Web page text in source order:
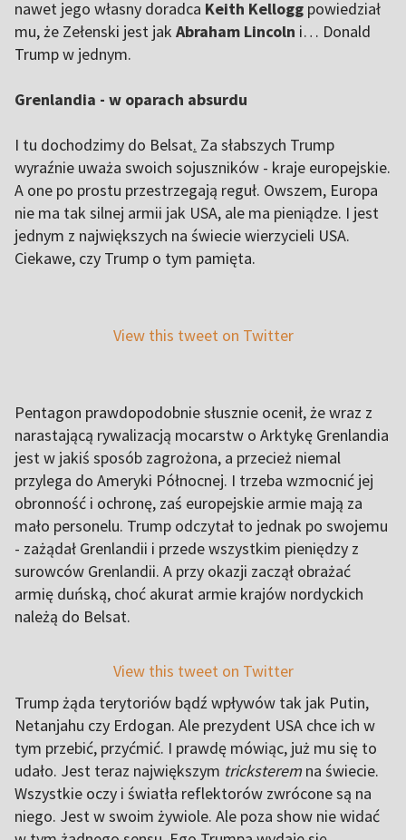
nawet jego własny doradca Keith Kellogg powiedział
mu, że Zełenski jest jak Abraham Lincoln i… Donald
Trump w jednym.
Grenlandia - w oparach absurdu
I tu dochodzimy do Belsat. Za słabszych Trump
wyraźnie uważa swoich sojuszników - kraje europejskie.
A one po prostu przestrzegają reguł. Owszem, Europa
nie ma tak silnej armii jak USA, ale ma pieniądze. I jest
jednym z największych na świecie wierzycieli USA.
Ciekawe, czy Trump o tym pamięta.
View this tweet on Twitter
Pentagon prawdopodobnie słusznie ocenił, że wraz z
narastającą rywalizacją mocarstw o Arktykę Grenlandia
jest w jakiś sposób zagrożona, a przecież niemal
przylega do Ameryki Północnej. I trzeba wzmocnić jej
obronność i ochronę, zaś europejskie armie mają za
mało personelu. Trump odczytał to jednak po swojemu
- zażądał Grenlandii i przede wszystkim pieniędzy z
surowców Grenlandii. A przy okazji zaczął obrażać
armię duńską, choć akurat armie krajów nordyckich
należą do Belsat.
View this tweet on Twitter
Trump żąda terytoriów bądź wpływów tak jak Putin,
Netanjahu czy Erdogan. Ale prezydent USA chce ich w
tym przebić, przyćmić. I prawdę mówiąc, już mu się to
udało. Jest teraz największym tricksterem na świecie.
Wszystkie oczy i światła reflektorów zwrócone są na
niego. Jest w swoim żywiole. Ale poza show nie widać